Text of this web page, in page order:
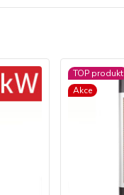
TOP produkt
Akce